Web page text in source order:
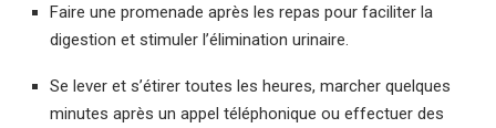
Faire une promenade après les repas pour faciliter la
digestion et stimuler l’élimination urinaire.
Se lever et s’étirer toutes les heures, marcher quelques
minutes après un appel téléphonique ou effectuer des